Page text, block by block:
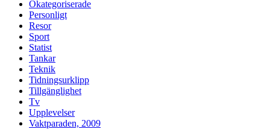
Okategoriserade
Personligt
Resor
Sport
Statist
Tankar
Teknik
Tidningsurklipp
Tillgänglighet
Tv
Upplevelser
Vaktparaden, 2009